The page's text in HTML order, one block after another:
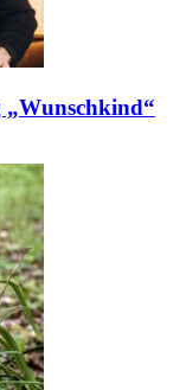
„Wunschkind“